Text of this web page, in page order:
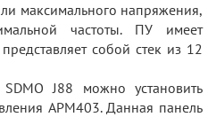
максимального напряжения,
частоты. ПУ имеет
собой стек из 12
J88 можно установить
APM403. Данная панель